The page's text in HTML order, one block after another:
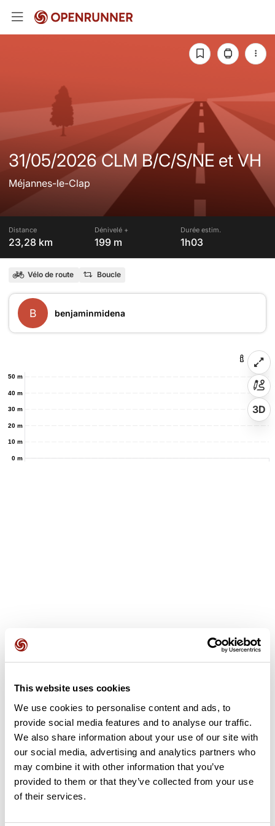
This website uses cookies
We use cookies to personalise content and ads, to
provide social media features and to analyse our traffic.
We also share information about your use of our site with
our social media, advertising and analytics partners who
may combine it with other information that you’ve
provided to them or that they’ve collected from your use
of their services.
31/05/2026 CLM B/C/S/NE et VH
Méjannes-le-Clap
Distance
23,28 km
Dénivelé +
199 m
Durée estim.
1h03
Vélo de route Boucle
B benjaminmidena
0 m
10 m
20 m
30 m
40 m
50 m
3D
Ajouter un avis
Découvrez ce parcours de vélo de 23,3 km à proximité de